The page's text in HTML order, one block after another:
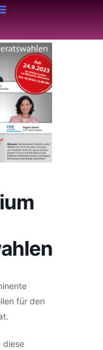
für den
diese